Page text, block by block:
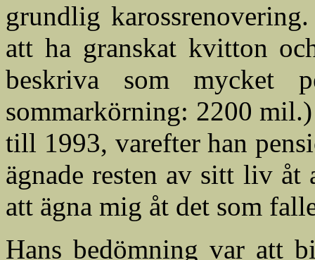
grundlig
att ha granskat kvitton
beskriva som mycket
sommarkörning: 2200
till 1993, varefter han
ägnade resten av sitt liv
att ägna mig åt det som
Hans bedömning var att